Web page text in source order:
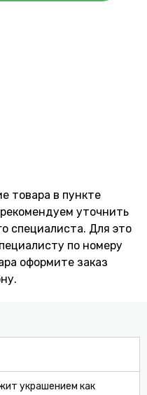
товара в пункте
уточнить
специалиста. Для это
по номеру
оформите заказ
украшением как